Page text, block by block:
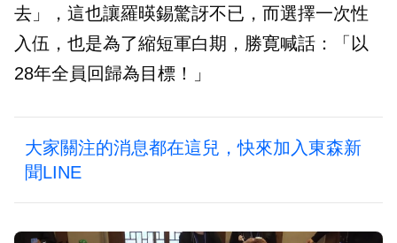
去」，這也讓羅暎錫驚訝不已，而選擇一次性
入伍，也是為了縮短軍白期，勝寛喊話：「以
28年全員回歸為目標！」
大家關注的消息都在這兒，快來加入東森新
聞LINE